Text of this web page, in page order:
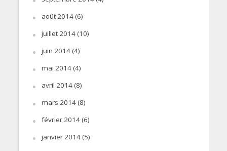
août 2014(6)
juillet 2014(10)
juin 2014(4)
mai 2014(4)
avril 2014(8)
mars 2014(8)
février 2014(6)
janvier 2014(5)